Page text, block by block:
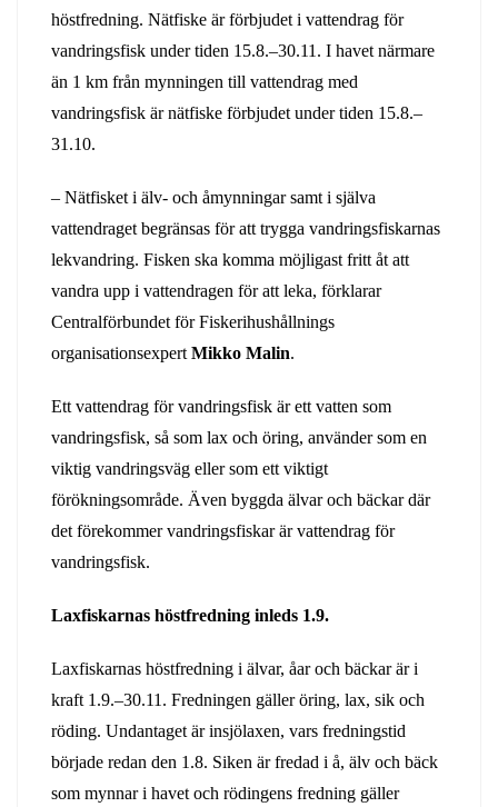
höstfredning. Nätfiske är förbjudet i vattendrag för
vandringsfisk under tiden 15.8.–30.11. I havet närmare
än 1 km från mynningen till vattendrag med
vandringsfisk är nätfiske förbjudet under tiden 15.8.–
31.10.
– Nätfisket i älv- och åmynningar samt i själva
vattendraget begränsas för att trygga vandringsfiskarnas
lekvandring. Fisken ska komma möjligast fritt åt att
vandra upp i vattendragen för att leka, förklarar
Centralförbundet för Fiskerihushållnings
organisationsexpert Mikko Malin.
Ett vattendrag för vandringsfisk är ett vatten som
vandringsfisk, så som lax och öring, använder som en
viktig vandringsväg eller som ett viktigt
förökningsområde. Även byggda älvar och bäckar där
det förekommer vandringsfiskar är vattendrag för
vandringsfisk.
Laxfiskarnas höstfredning inleds 1.9.
Laxfiskarnas höstfredning i älvar, åar och bäckar är i
kraft 1.9.–30.11. Fredningen gäller öring, lax, sik och
röding. Undantaget är insjölaxen, vars fredningstid
började redan den 1.8. Siken är fredad i å, älv och bäck
som mynnar i havet och rödingens fredning gäller